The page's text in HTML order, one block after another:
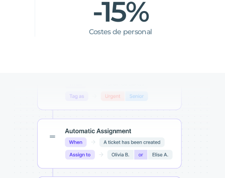
-15%
Costes de personal